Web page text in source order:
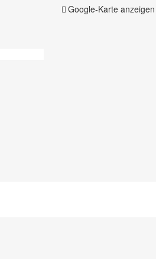
Google-Karte anzeigen